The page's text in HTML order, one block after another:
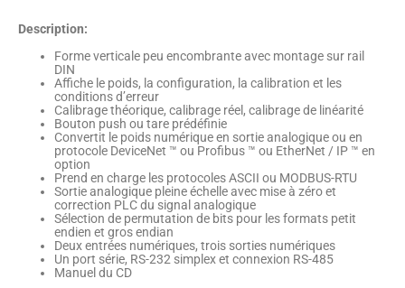
Description:
Forme verticale peu encombrante avec montage sur rail
DIN
Affiche le poids, la configuration, la calibration et les
conditions d’erreur
Calibrage théorique, calibrage réel, calibrage de linéarité
Bouton push ou tare prédéfinie
Convertit le poids numérique en sortie analogique ou en
protocole DeviceNet ™ ou Profibus ™ ou EtherNet / IP ™ en
option
Prend en charge les protocoles ASCII ou MODBUS-RTU
Sortie analogique pleine échelle avec mise à zéro et
correction PLC du signal analogique
Sélection de permutation de bits pour les formats petit
endien et gros endian
Deux entrées numériques, trois sorties numériques
Un port série, RS-232 simplex et connexion RS-485
Manuel du CD